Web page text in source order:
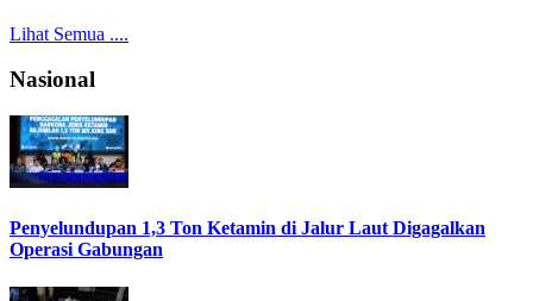
Lihat Semua ....
Nasional
Penyelundupan 1,3 Ton Ketamin di Jalur Laut Digagalkan
Operasi Gabungan